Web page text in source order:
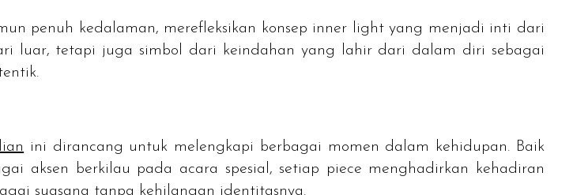
penuh kedalaman, merefleksikan konsep inner lightyang menjadi inti dari
luar, tetapi juga simbol dari keindahan yang lahir dari dalam diri sebagai
ini dirancang untuk melengkapi berbagai momen dalam kehidupan. Baik
aksen berkilau pada acara spesial, setiap piece menghadirkan kehadiran
suasana tanpa kehilangan identitasnya.